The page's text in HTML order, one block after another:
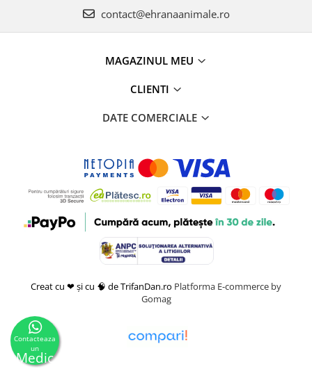
contact@ehranaanimale.ro
MAGAZINUL MEU
CLIENTI
DATE COMERCIALE
Creat cu ❤ și cu 🧠 de TrifanDan.ro Platforma E-commerce by
Gomag
Contacteaza
un
Medic